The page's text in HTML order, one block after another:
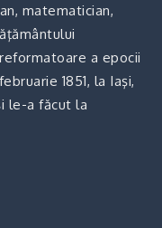
matematician,
a epocii
1851, la Iaşi,
le-a făcut la